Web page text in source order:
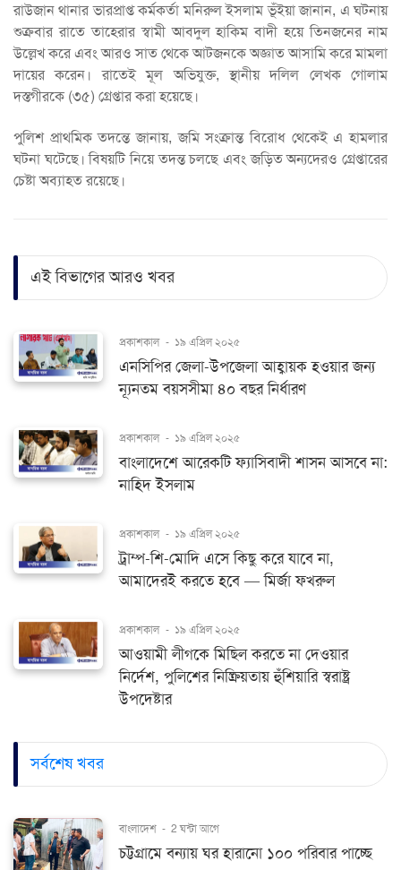
রাউজান থানার ভারপ্রাপ্ত কর্মকর্তা মনিরুল ইসলাম ভূঁইয়া জানান, এ ঘটনায়
শুক্রবার রাতে তাহেরার স্বামী আবদুল হাকিম বাদী হয়ে তিনজনের নাম
উল্লেখ করে এবং আরও সাত থেকে আটজনকে অজ্ঞাত আসামি করে মামলা
দায়ের করেন। রাতেই মূল অভিযুক্ত, স্থানীয় দলিল লেখক গোলাম
দস্তগীরকে (৩৫) গ্রেপ্তার করা হয়েছে।
পুলিশ প্রাথমিক তদন্তে জানায়, জমি সংক্রান্ত বিরোধ থেকেই এ হামলার
ঘটনা ঘটেছে। বিষয়টি নিয়ে তদন্ত চলছে এবং জড়িত অন্যদেরও গ্রেপ্তারের
চেষ্টা অব্যাহত রয়েছে।
এই বিভাগের আরও খবর
প্রকাশকাল - ১৯ এপ্রিল ২০২৫
এনসিপির জেলা-উপজেলা আহ্বায়ক হওয়ার জন্য
ন্যূনতম বয়সসীমা ৪০ বছর নির্ধারণ
প্রকাশকাল - ১৯ এপ্রিল ২০২৫
বাংলাদেশে আরেকটি ফ্যাসিবাদী শাসন আসবে না:
নাহিদ ইসলাম
প্রকাশকাল - ১৯ এপ্রিল ২০২৫
ট্রাম্প-শি-মোদি এসে কিছু করে যাবে না,
আমাদেরই করতে হবে — মির্জা ফখরুল
প্রকাশকাল - ১৯ এপ্রিল ২০২৫
আওয়ামী লীগকে মিছিল করতে না দেওয়ার
নির্দেশ, পুলিশের নিষ্ক্রিয়তায় হুঁশিয়ারি স্বরাষ্ট্র
উপদেষ্টার
সর্বশেষ খবর
বাংলাদেশ - 2 ঘন্টা আগে
চট্টগ্রামে বন্যায় ঘর হারানো ১০০ পরিবার পাচ্ছে